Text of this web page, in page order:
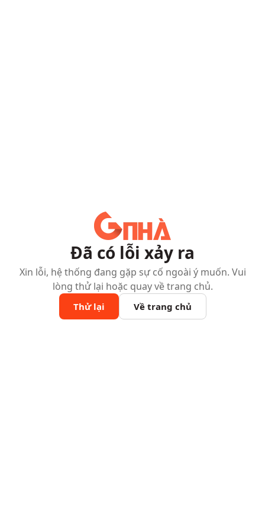
Đã có lỗi xảy ra
Xin lỗi, hệ thống đang gặp sự cố ngoài ý muốn. Vui
lòng thử lại hoặc quay về trang chủ.
Thử lại Về trang chủ